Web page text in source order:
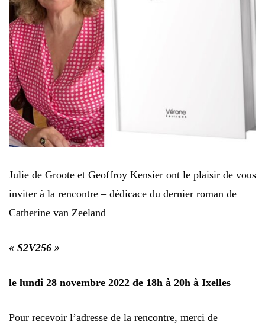
Julie de Groote et Geoffroy Kensier ont le plaisir de vous
inviter à la rencontre – dédicace du dernier roman de
Catherine van Zeeland
« S2V256 »
le lundi 28 novembre 2022 de 18h à 20h à Ixelles
Pour recevoir l’adresse de la rencontre, merci de